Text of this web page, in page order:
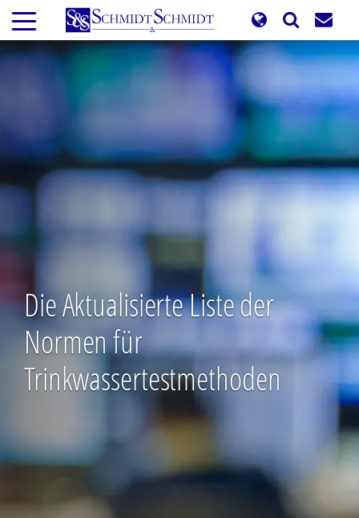
Direkt
zum
Inhalt
Die Aktualisierte Liste der
Normen für
Trinkwassertestmethoden